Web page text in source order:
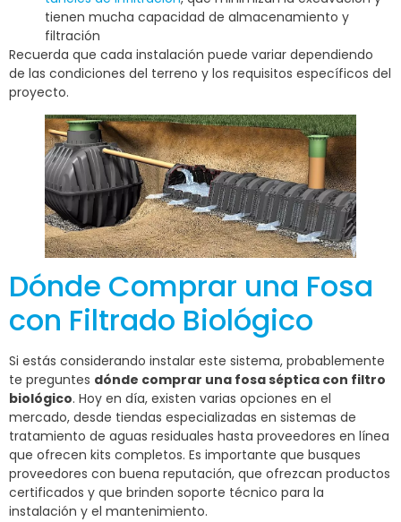
tienen mucha capacidad de almacenamiento y
filtración
Recuerda que cada instalación puede variar dependiendo
de las condiciones del terreno y los requisitos específicos del
proyecto.
Dónde Comprar una Fosa
con Filtrado Biológico
Si estás considerando instalar este sistema, probablemente
te preguntes dónde comprar una fosa séptica con filtro
biológico. Hoy en día, existen varias opciones en el
mercado, desde tiendas especializadas en sistemas de
tratamiento de aguas residuales hasta proveedores en línea
que ofrecen kits completos. Es importante que busques
proveedores con buena reputación, que ofrezcan productos
certificados y que brinden soporte técnico para la
instalación y el mantenimiento.